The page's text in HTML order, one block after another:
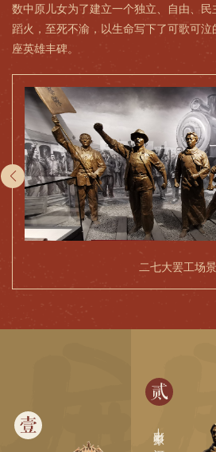
数中原儿女为了建立一个独立、自由、
蹈火，至死不渝，以生命写下了可歌可
座英雄丰碑。
二七大罢工场景
壹
贰
出彩中原—河南红色文化陈列